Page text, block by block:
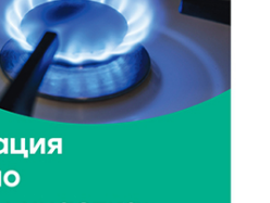
Витебск своей
строителей и